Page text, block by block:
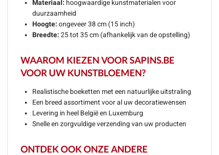
Materiaal: hoogwaardige kunstmaterialen voor
duurzaamheid
Hoogte: ongeveer 38 cm (15 inch)
Breedte: 25 tot 35 cm (afhankelijk van de opstelling)
WAAROM KIEZEN VOOR SAPINS.BE
VOOR UW KUNSTBLOEMEN?
Realistische boeketten met een natuurlijke uitstraling
Een breed assortiment voor al uw decoratiewensen
Levering in heel België en Luxemburg
Snelle en zorgvuldige verzending van uw producten
ONTDEK OOK ONZE ANDERE